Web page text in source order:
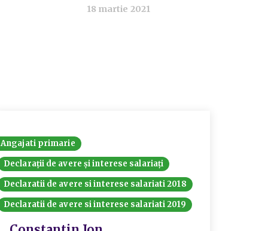
18 martie 2021
Angajati primarie
Declarații de avere și interese salariați
Declaratii de avere si interese salariati 2018
Declaratii de avere si interese salariati 2019